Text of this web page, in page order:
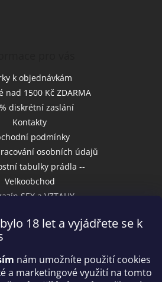
18 let a vyjádřete se k
nám umožníte použití cookies
a marketingové využití na tomto
k objednávkám
nad 1500 Kč ZDARMA
diskrétní zaslání
Kontakty
podmínky
osobních údajů
tabulky prádla --
Velkoobchod
SEX a VZTAHY
online platby